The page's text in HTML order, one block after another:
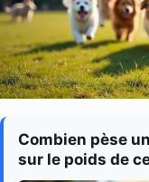
Combien pèse
sur le poids de